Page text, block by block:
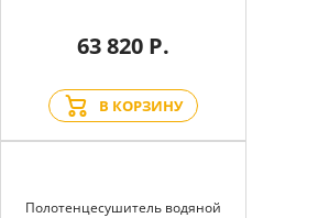
63 820 Р.
В КОРЗИНУ
Полотенцесушитель водяной